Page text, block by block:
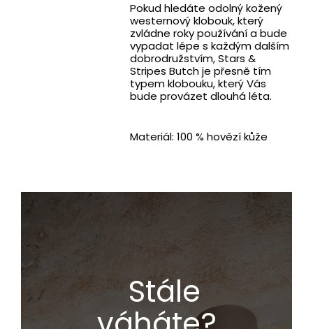
Pokud hledáte odolný kožený
westernový klobouk, který
zvládne roky používání a bude
vypadat lépe s každým dalším
dobrodružstvím, Stars &
Stripes Butch je přesně tím
typem klobouku, který Vás
bude provázet dlouhá léta.
Materiál: 100 % hovězí kůže
Stále